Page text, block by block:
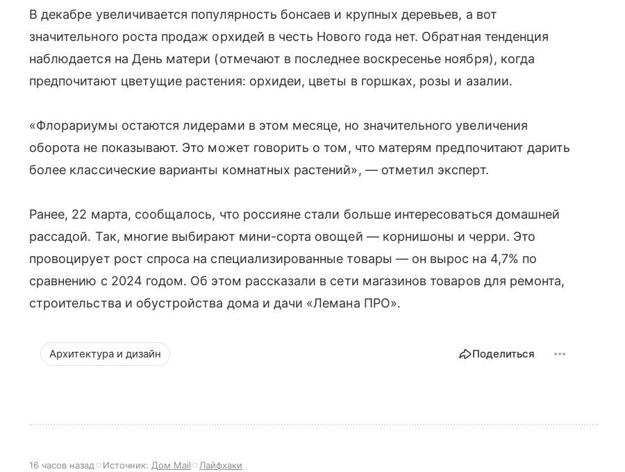
В декабре увеличивается популярность бонсаев и крупных деревьев, а вот
значительного роста продаж орхидей в честь Нового года нет. Обратная тенденция
наблюдается на День матери (отмечают в последнее воскресенье ноября), когда
предпочитают цветущие растения: орхидеи, цветы в горшках, розы и азалии.
«Флорариумы остаются лидерами в этом месяце, но значительного увеличения
оборота не показывают. Это может говорить о том, что матерям предпочитают дарить
более классические варианты комнатных растений», — отметил эксперт.
Ранее, 22 марта, сообщалось, что россияне стали больше интересоваться домашней
рассадой. Так, многие выбирают мини-сорта овощей — корнишоны и черри. Это
провоцирует рост спроса на специализированные товары — он вырос на 4,7% по
сравнению с 2024 годом. Об этом рассказали в сети магазинов товаров для ремонта,
строительства и обустройства дома и дачи «Лемана ПРО».
Архитектура и дизайн Поделиться
16 часов назад Источник: Дом Mail Лайфхаки